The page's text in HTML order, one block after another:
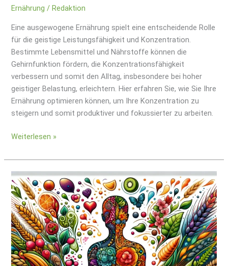
Ernährung / Redaktion
Eine ausgewogene Ernährung spielt eine entscheidende Rolle
für die geistige Leistungsfähigkeit und Konzentration.
Bestimmte Lebensmittel und Nährstoffe können die
Gehirnfunktion fördern, die Konzentrationsfähigkeit
verbessern und somit den Alltag, insbesondere bei hoher
geistiger Belastung, erleichtern. Hier erfahren Sie, wie Sie Ihre
Ernährung optimieren können, um Ihre Konzentration zu
steigern und somit produktiver und fokussierter zu arbeiten.
Weiterlesen »
Der
Schlüssel
zu
einem
ganzheitlichen
Wohlbefinden